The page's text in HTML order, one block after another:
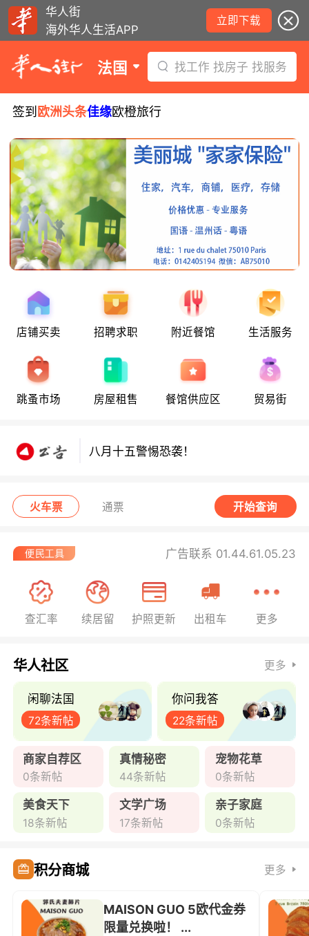
华人街
海外华人生活APP
立即下载
法国 找工作 找房子 找服务
签到 欧洲头条佳缘欧橙旅行
店铺买卖 招聘求职 附近餐馆 生活服务
跳蚤市场 房屋租售 餐馆供应区 贸易街
八月十五警惕恐袭！
八月十五警惕恐袭！
火车票 通票 开始查询
广告联系 01.44.61.05.23
查汇率 续居留 护照更新 出租车 更多
华人社区 更多
闲聊法国
72条新帖
你问我答
22条新帖
商家自荐区
0条新帖
真情秘密
44条新帖
宠物花草
0条新帖
美食天下
18条新帖
文学广场
17条新帖
亲子家庭
0条新帖
积分商城 更多
MAISON GUO 5欧代金券
限量兑换啦！ ...